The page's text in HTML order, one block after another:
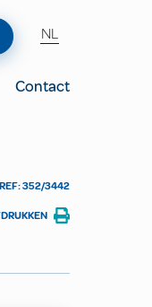
Contact
NL
REF: 352/3442